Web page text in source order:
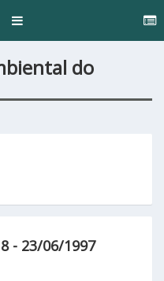
Toggle
do
- 23/06/1997